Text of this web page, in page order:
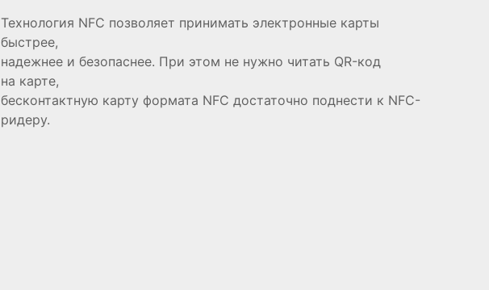
Технология NFC позволяет принимать электронные карты
быстрее,
надежнее и безопаснее. При этом не нужно читать QR-код
на карте,
бесконтактную карту формата NFC достаточно поднести к NFC-
ридеру.